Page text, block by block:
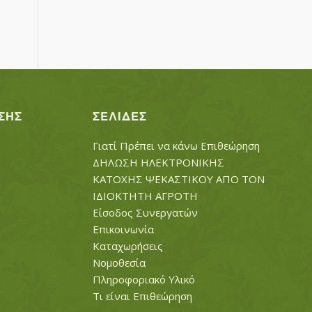
ΣΕΛΊΔΕΣ
Γιατί Πρέπει να κάνω Επιθεώρηση
ΔΗΛΩΣΗ ΗΛΕΚΤΡΟΝΙΚΗΣ
ΚΑΤΟΧΗΣ ΨΕΚΑΣΤΙΚΟΥ ΑΠΟ ΤΟΝ
ΙΔΙΟΚΤΗΤΗ ΑΓΡΟΤΗ
Είσοδος Συνεργατών
Επικοινωνία
Καταχωρήσεις
Νομοθεσία
Πληροφοριακό Υλικό
Τι είναι Επιθεώρηση